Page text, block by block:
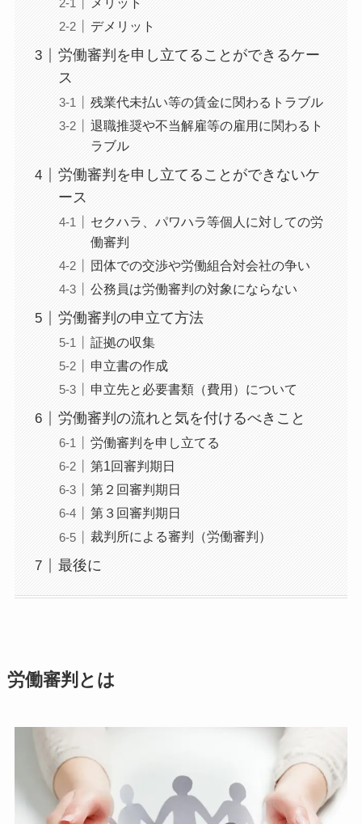
デメリット
労働審判を申し立てることができるケー
ス
残業代未払い等の賃金に関わるトラブル
退職推奨や不当解雇等の雇用に関わるト
ラブル
労働審判を申し立てることができないケ
ース
セクハラ、パワハラ等個人に対しての労
働審判
団体での交渉や労働組合対会社の争い
公務員は労働審判の対象にならない
労働審判の申立て方法
証拠の収集
申立書の作成
申立先と必要書類（費用）について
労働審判の流れと気を付けるべきこと
労働審判を申し立てる
第1回審判期日
第２回審判期日
第３回審判期日
裁判所による審判（労働審判）
最後に
労働審判とは